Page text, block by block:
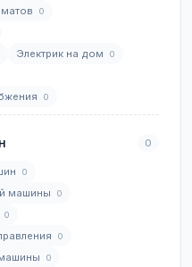
0
Электрик на дом 0
0
0
0
машины 0
0
0
0